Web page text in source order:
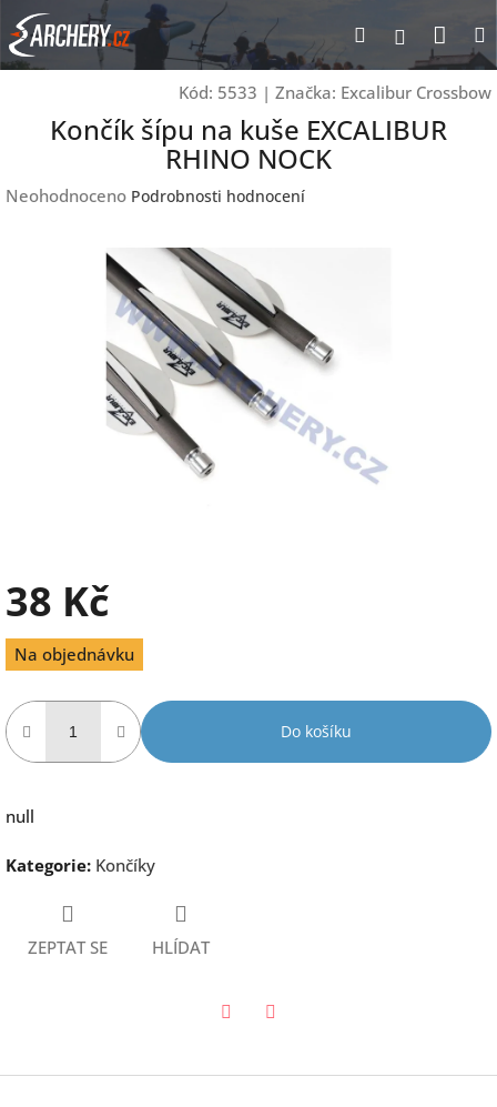
Přejít
na
obsah
Hledat
Kód: 5533 | Značka: Excalibur Crossbow
Končík šípu na kuše EXCALIBUR
RHINO NOCK
Průměrné
Neohodnoceno Podrobnosti hodnocení
38 Kč
Měrná
cena:
Na objednávku
Do košíku
null
Kategorie: Končíky
ZEPTAT SE HLÍDAT